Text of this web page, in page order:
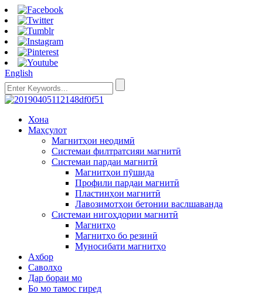
English
Хона
Маҳсулот
Магнитҳои неодимӣ
Системаи филтратсияи магнитӣ
Системаи пардаи магнитӣ
Магнитҳои пӯшида
Профили пардаи магнитӣ
Пластинҳои магнитӣ
Лавозимотҳои бетонии васлшаванда
Системаи нигоҳдории магнитӣ
Магнитҳо
Магнитҳо бо резинӣ
Муносибати магнитҳо
Ахбор
Саволҳо
Дар бораи мо
Бо мо тамос гиред